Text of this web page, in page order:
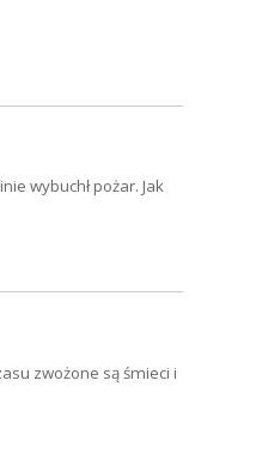
wybuchł pożar. Jak
zwożone są śmieci i